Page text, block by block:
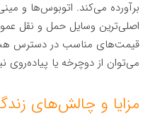
برآورده می‌کند. اتوبوس‌ها و
اصلی‌ترین وسایل حمل و نقل
قیمت‌های مناسب در دسترس
می‌توان از دوچرخه یا پیاده‌روی
مزایا و چالش‌های